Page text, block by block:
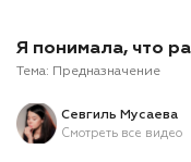
Я понимала, что
Тема: Предназначение
Севгиль Мусаева
Смотреть все видео